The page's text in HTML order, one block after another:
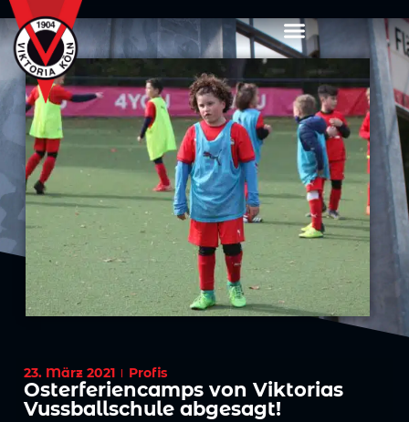
23. März 2021 Profis
Osterferiencamps von Viktorias
Vussballschule abgesagt!